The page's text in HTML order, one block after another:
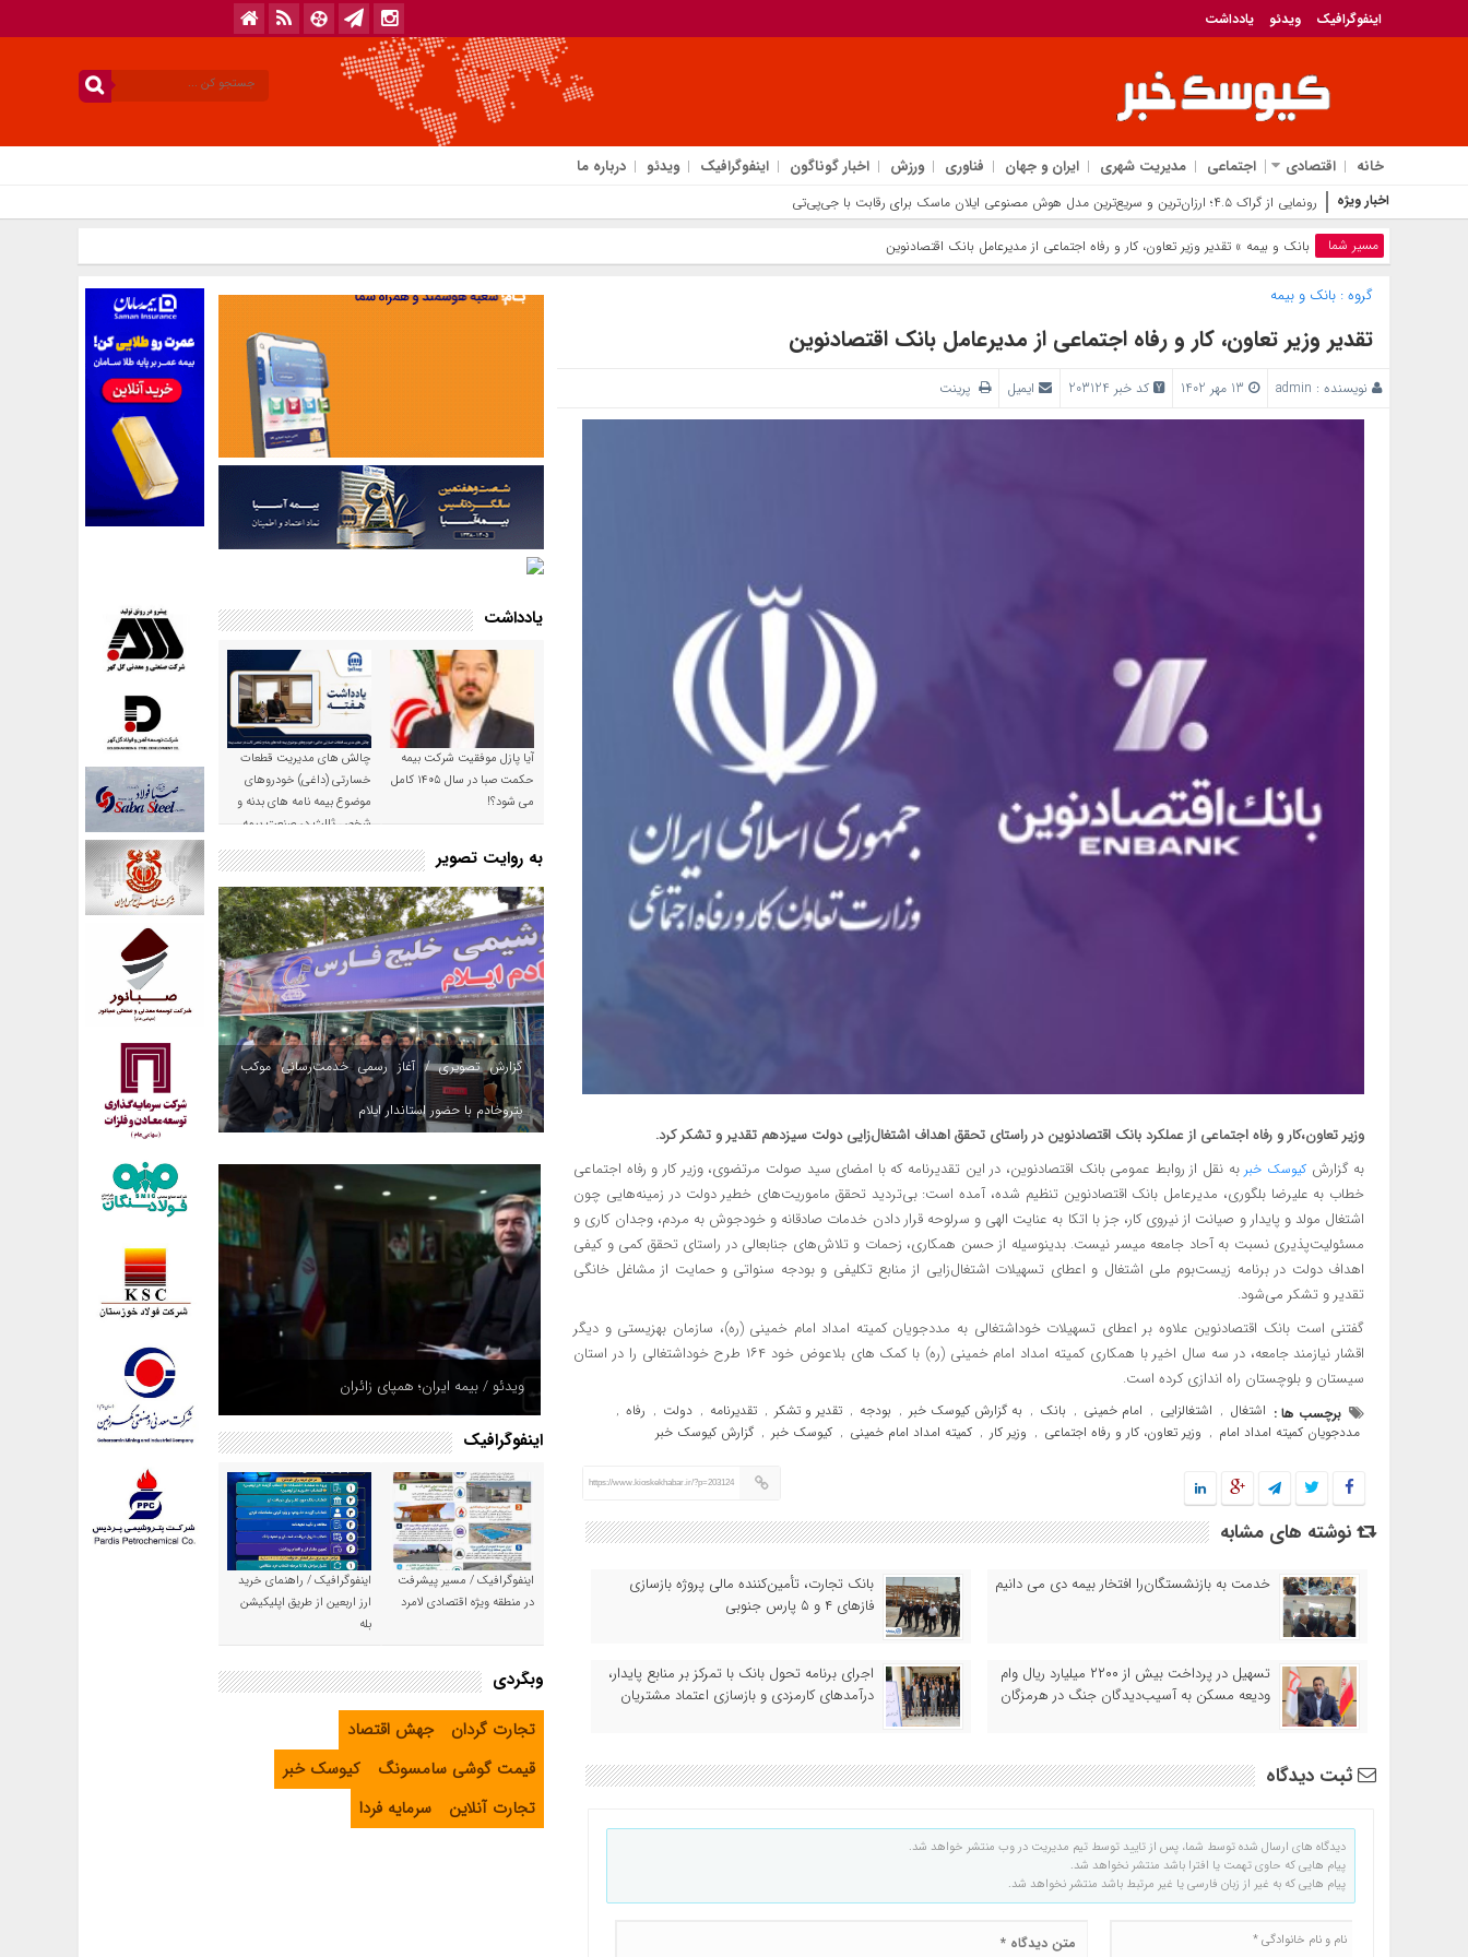
اینفوگرافیک ویدئو یادداشت
خانه اقتصادی اجتماعی مدیریت شهری ایران و جهان فناوری ورزش اخبار گوناگون اینفوگرافیک ویدئو درباره ما
اخبار ویژه رونمایی از گراک ۴.۵؛ ارزان‌ترین و سریع‌ترین مدل هوش مصنوعی ایلان ماسک برای رقابت با جی‌پی‌تی
مسیر شما بانک‌ و بیمه » تقدیر وزیر تعاون، کار و رفاه اجتماعی از مدیرعامل بانک اقتصادنوین
گروه :بانک‌ و بیمه
تقدیر وزیر تعاون، کار و رفاه اجتماعی از مدیرعامل بانک اقتصادنوین
نویسنده : admin کد خبر 203124 ایمیل پرینت
وزیر تعاون،کار و رفاه اجتماعی از عملکرد بانک اقتصادنوین در راستای تحقق اهداف اشتغال‌زایی دولت سیزدهم تقدیر و تشکر کرد.
به گزارشکیوسک خبر به نقل از روابط عمومی بانک اقتصادنوین، در این تقدیرنامه که با امضای سید صولت مرتضوی، وزیر کار و رفاه اجتماعی
خطاب به علیرضا بلگوری، مدیرعامل بانک اقتصادنوین تنظیم شده، آمده است: بی‌تردید تحقق ماموریت‌های خطیر دولت در زمینه‌هایی چون
اشتغال مولد و پایدار و صیانت از نیروی کار، جز با اتکا به عنایت الهی و سرلوحه قرار دادن خدمات صادقانه و خودجوش به مردم، وجدان کاری و
مسئولیت‌پذیری نسبت به آحاد جامعه میسر نیست. بدینوسیله از حسن همکاری، زحمات و تلاش‌های جنابعالی در راستای تحقق کمی و کیفی
اهداف دولت در برنامه زیست‌بوم ملی اشتغال و اعطای تسهیلات اشتغال‌زایی از منابع تکلیفی و بودجه سنواتی و حمایت از مشاغل خانگی
تقدیر و تشکر می‌شود.
گفتنی است بانک اقتصادنوین علاوه بر اعطای تسهیلات خوداشتغالی به مددجویان کمیته امداد امام خمینی (ره)، سازمان بهزیستی و دیگر
اقشار نیازمند جامعه، در سه سال اخیر با همکاری کمیته امداد امام خمینی (ره) با کمک های بلاعوض خود ۱۶۴ طرح خوداشتغالی را در استان
سیستان و بلوچستان راه اندازی کرده است.
برچسب ها : اشتغال , اشتغالزایی , امام خمینی , بانک , به گزارش کیوسک خبر , بودجه , تقدیر و تشکر , تقدیرنامه , دولت , رفاه ,
مددجویان کمیته امداد امام , وزیر تعاون، کار و رفاه اجتماعی , وزیر کار , کمیته امداد امام خمینی , کیوسک خبر , گزارش کیوسک خبر
https://www.kioskekhabar.ir/?p=203124
نوشته های مشابه
خدمت به بازنشستگان‌را افتخار بیمه دی می دانیم
بانک تجارت، تأمین‌کننده مالی پروژه بازسازی
فازهای ۴ و ۵ پارس جنوبی
تسهیل در پرداخت بیش از ۲۲۰۰ میلیارد ریال وام
ودیعه مسکن به آسیب‌دیدگان جنگ در هرمزگان
اجرای برنامه تحول بانک با تمرکز بر منابع پایدار،
درآمدهای کارمزدی و بازسازی اعتماد مشتریان
ثبت دیدگاه
دیدگاه های ارسال شده توسط شما، پس از تایید توسط تیم مدیریت در وب منتشر خواهد شد.
پیام هایی که حاوی تهمت یا افترا باشد منتشر نخواهد شد.
پیام هایی که به غیر از زبان فارسی یا غیر مرتبط باشد منتشر نخواهد شد.
یادداشت
آیا پازل موفقیت شرکت بیمه
حکمت صبا در سال ۱۴۰۵ کامل
می شود؟!
چالش های مدیریت قطعات
خسارتی (داغی) خودروهای
موضوع بیمه نامه های بدنه و
شخص ثالث در صنعت بیمه
به روایت تصویر
گزارش تصویری / آغاز رسمی خدمت‌رسانی موکب
پتروخادم با حضور استاندار ایلام
ویدئو / بیمه ایران؛ همپای زائران
اینفوگرافیک
اینفوگرافیک / مسیر پیشرفت
در منطقه ویژه اقتصادی لامرد
اینفوگرافیک / راهنمای خرید
ارز اربعین از طریق اپلیکیشن
بله
وبگردی
تجارت گردان
جهش اقتصاد
قیمت گوشی سامسونگ
کیوسک خبر
تجارت آنلاین
سرمایه فردا